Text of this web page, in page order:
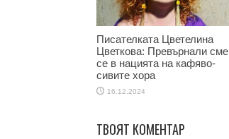
Писателката Цветелина
Цветкова: Превърнали сме
се в нацията на кафяво-
сивите хора
16.12.2024
ТВОЯТ КОМЕНТАР